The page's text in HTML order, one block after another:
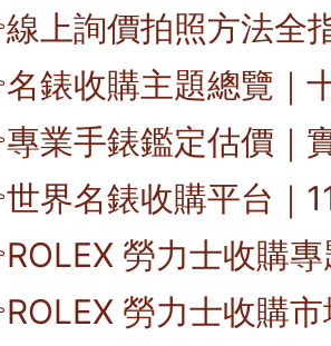
線上詢價拍照方法全
名錶收購主題總覽｜
專業手錶鑑定估價｜
世界名錶收購平台｜
ROLEX 勞力士收購
ROLEX 勞力士收購